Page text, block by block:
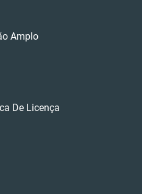
Amplo
De Licença